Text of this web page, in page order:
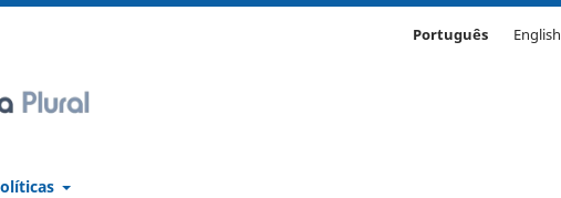
Português English